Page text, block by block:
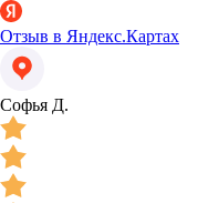
Отзыв в Яндекс.Картах
Софья Д.